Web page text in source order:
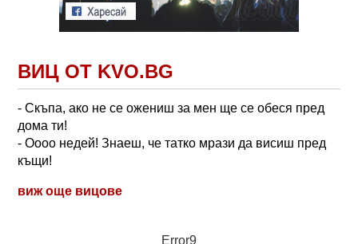
ВИЦ ОТ KVO.BG
- Скъпа, ако не се ожениш за мен ще се обеся пред
дома ти!
- Оооо недей! Знаеш, че татко мрази да висиш пред
къщи!
виж още вицове
Error9